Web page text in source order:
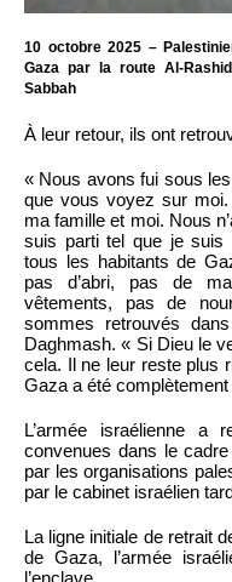
10 octobre 2025 –
Gaza par la route Al-
Sabbah
À leur retour, ils ont
« Nous avons fui sous
que vous voyez sur
ma famille et moi. Nous
suis parti tel que je suis
tous les habitants de
pas d’abri, pas de
vêtements, pas de
sommes retrouvés
Daghmash. « Si Dieu le
cela. Il ne leur reste plus
Gaza a été complètement
L’armée israélienne a
convenues dans le
par les organisations
par le cabinet israélien
La ligne initiale de retrait
de Gaza, l’armée
l’enclave.